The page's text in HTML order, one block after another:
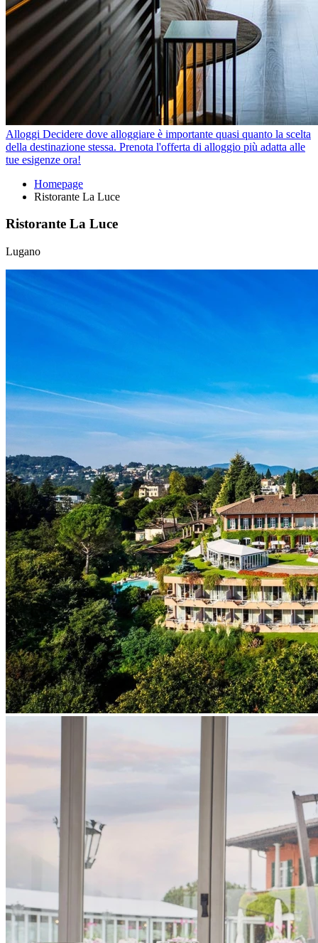
Alloggi Decidere dove alloggiare è importante quasi quanto la scelta
della destinazione stessa. Prenota l'offerta di alloggio più adatta alle
tue esigenze ora!
Homepage
Ristorante La Luce
Ristorante La Luce
Lugano